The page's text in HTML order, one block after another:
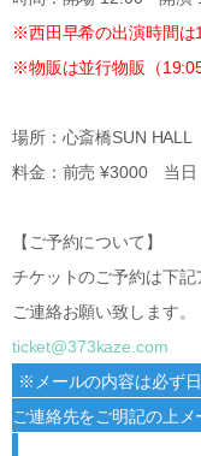
※西田早希の出演時間は
※物販は並行物販（
場所：心斎橋SUN HALL
料金：前売 ¥3000 当日
【ご予約について】
チケットのご予約は下
ご連絡お願い致します。
ticket@373kaze.com
※メールの内容は必ず
ご連絡先をご明記の上メ